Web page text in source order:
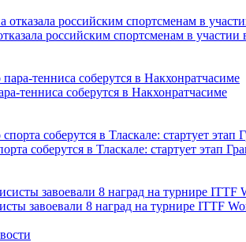
российским спортсменам в
тенниса соберутся в Накхонратчасиме
соберутся в Тласкале: стартует этап
завоевали 8 наград на турнире ITTF